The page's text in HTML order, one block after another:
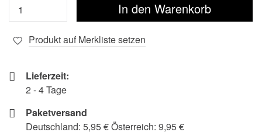
Produkt auf Merkliste setzen
Lieferzeit:
2 - 4 Tage
Paketversand
Deutschland: 5,95 € Österreich: 9,95 €